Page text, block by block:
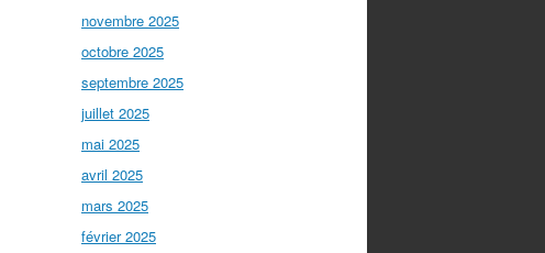
novembre 2025
octobre 2025
septembre 2025
juillet 2025
mai 2025
avril 2025
mars 2025
février 2025